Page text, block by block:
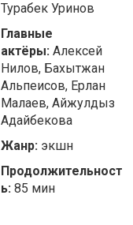
Турабек Уринов
Главные
актёры: Алексей
Нилов, Бахытжан
Альпеисов, Ерлан
Малаев, Айжулдыз
Адайбекова
Жанр: экшн
Продолжительност
ь: 85 мин